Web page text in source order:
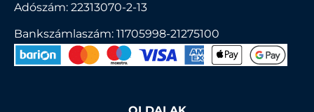
Adószám: 22313070-2-13
Bankszámlaszám: 11705998-21275100